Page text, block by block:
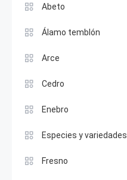
Abeto
Álamo temblón
Arce
Cedro
Enebro
Especies y variedades
Fresno